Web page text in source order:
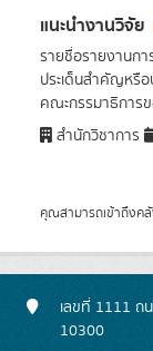
แนะนำงานวิจัย
รายชื่อรายงานก
ประเด็นสำคัญหรือ
คณะกรรมาธิการ
สำนักวิชาการ
คุณสามารถเข้าถึงค
เลขที่ 1111 ถ
10300